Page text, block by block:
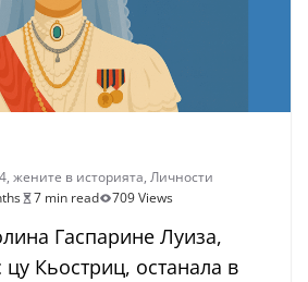
, жените в историята, Личности
7 min read 709 Views
Гаспарине Луиза,
Кьостриц, останала в